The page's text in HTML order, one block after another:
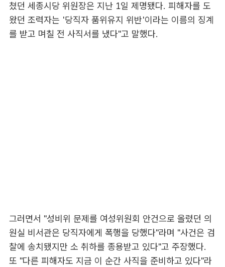
쳤던 세종시당 위원장은 지난 1일 제명됐다. 피해자를 도
왔던 조력자는 '당직자 품위유지 위반'이라는 이름의 징계
를 받고 며칠 전 사직서를 냈다"고 말했다.
그러면서 "성비위 문제를 여성위원회 안건으로 올렸던 의
원실 비서관은 당직자에게 폭행을 당했다"라며 "사건은 검
찰에 송치됐지만 소 취하를 종용받고 있다"고 주장했다.
또 "다른 피해자도 지금 이 순간 사직을 준비하고 있다"라